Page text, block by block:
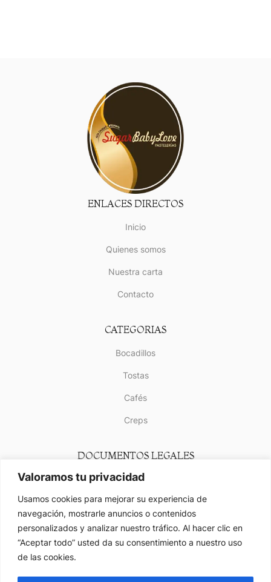
Valoramos tu privacidad
Usamos cookies para mejorar su experiencia de
navegación, mostrarle anuncios o contenidos
personalizados y analizar nuestro tráfico. Al hacer clic en
“Aceptar todo” usted da su consentimiento a nuestro uso
de las cookies.
ENLACES DIRECTOS
Inicio
Quienes somos
Nuestra carta
Contacto
CATEGORIAS
Bocadillos
Tostas
Cafés
Creps
DOCUMENTOS LEGALES
Aviso Legal
Política de Privacidad
Política de Cookies
Mapa del Sitio